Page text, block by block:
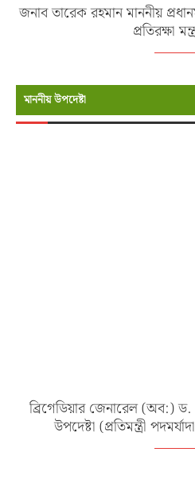
জনাব তারেক রহমান মাননীয়
প্রতিরক্ষা
মাননীয় উপদেষ্টা
ব্রিগেডিয়ার জেনারেল (অব:)
উপদেষ্টা (প্রতিমন্ত্রী